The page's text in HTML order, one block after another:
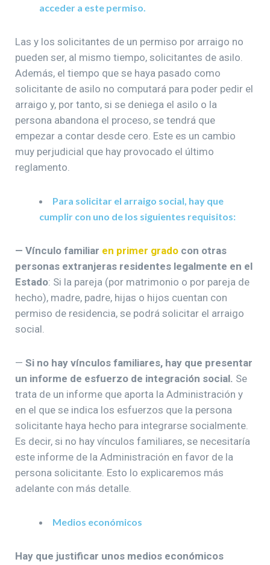
acceder a este permiso.
Las y los solicitantes de un permiso por arraigo no
pueden ser, al mismo tiempo, solicitantes de asilo.
Además, el tiempo que se haya pasado como
solicitante de asilo no computará para poder pedir el
arraigo y, por tanto, si se deniega el asilo o la
persona abandona el proceso, se tendrá que
empezar a contar desde cero. Este es un cambio
muy perjudicial que hay provocado el último
reglamento.
Para solicitar el arraigo social, hay que
cumplir con uno de los siguientes requisitos:
— Vínculo familiar en primer grado con otras
personas extranjeras residentes legalmente en el
Estado: Si la pareja (por matrimonio o por pareja de
hecho), madre, padre, hijas o hijos cuentan con
permiso de residencia, se podrá solicitar el arraigo
social.
— Si no hay vínculos familiares, hay que presentar
un informe de esfuerzo de integración social. Se
trata de un informe que aporta la Administración y
en el que se indica los esfuerzos que la persona
solicitante haya hecho para integrarse socialmente.
Es decir, si no hay vínculos familiares, se necesitaría
este informe de la Administración en favor de la
persona solicitante. Esto lo explicaremos más
adelante con más detalle.
Medios económicos
Hay que justificar unos medios económicos